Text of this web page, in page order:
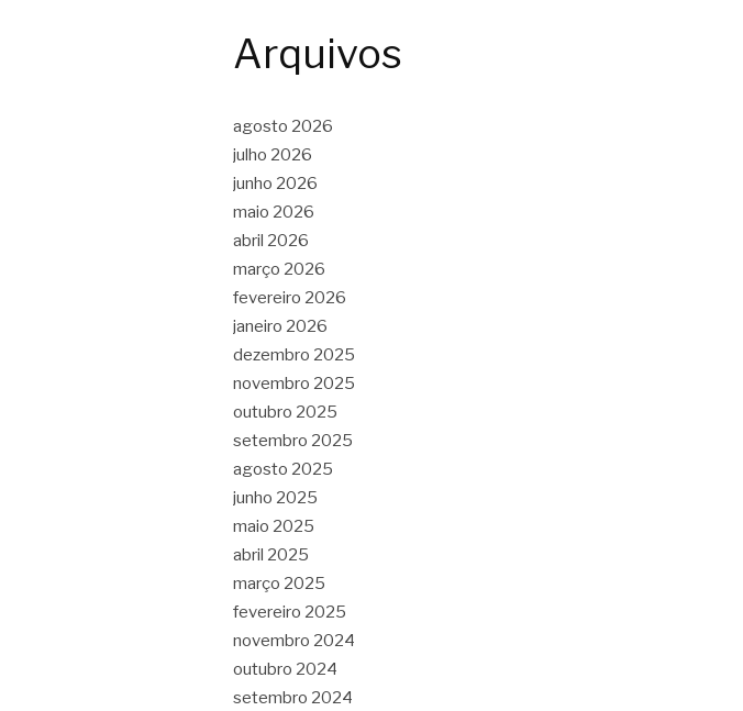
Arquivos
agosto 2026
julho 2026
junho 2026
maio 2026
abril 2026
março 2026
fevereiro 2026
janeiro 2026
dezembro 2025
novembro 2025
outubro 2025
setembro 2025
agosto 2025
junho 2025
maio 2025
abril 2025
março 2025
fevereiro 2025
novembro 2024
outubro 2024
setembro 2024